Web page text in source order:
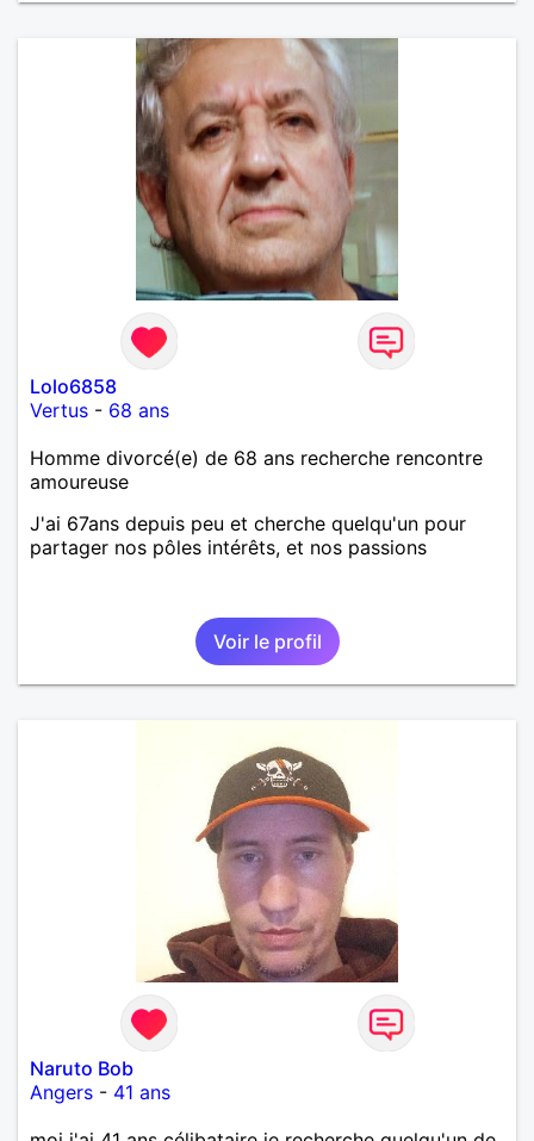
Lolo6858
Vertus - 68 ans
Homme divorcé(e) de 68 ans recherche rencontre
amoureuse
J'ai 67ans depuis peu et cherche quelqu'un pour
partager nos pôles intérêts, et nos passions
Voir le profil
Naruto Bob
Angers - 41 ans